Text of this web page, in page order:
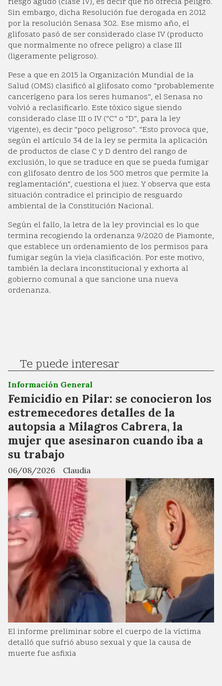
Sin embargo, dicha Resolución fue derogada en 2012
por la resolución Senasa 302. Ese mismo año, el
glifosato pasó de ser considerado clase IV (producto
que normalmente no ofrece peligro) a clase III
(ligeramente peligroso).
Pese a que en 2015 la Organización Mundial de la
Salud (OMS) clasificó al glifosato como “probablemente
cancerígeno para los seres humanos”, el Senasa no
volvió a reclasificarlo. Este tóxico sigue siendo
considerado clase III o IV (“C” o “D”, para la ley
vigente), es decir “poco peligroso”. “Esto provoca que,
según el artículo 34 de la ley se permita la aplicación
de productos de clase C y D dentro del rango de
exclusión, lo que se traduce en que se pueda fumigar
con glifosato dentro de los 500 metros que permite la
reglamentación”, cuestiona el juez. Y observa que esta
situación contradice el principio de resguardo
ambiental de la Constitución Nacional.
Según el fallo, la letra de la ley provincial es lo que
termina recogiendo la ordenanza 9/2020 de Piamonte,
que establece un ordenamiento de los permisos para
fumigar según la vieja clasificación. Por este motivo,
también la declara inconstitucional y exhorta al
gobierno comunal a que sancione una nueva
ordenanza.
Te puede interesar
Femicidio en Pilar: se conocieron los
estremecedores detalles de la
autopsia a Milagros Cabrera, la
mujer que asesinaron cuando iba a
su trabajo
Claudia
Información General
06/08/2026
El informe preliminar sobre el cuerpo de la víctima
detalló que sufrió abuso sexual y que la causa de
muerte fue asfixia